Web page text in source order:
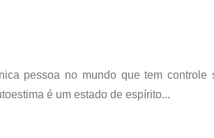
pessoa no mundo que tem controle
é um estado de espírito...